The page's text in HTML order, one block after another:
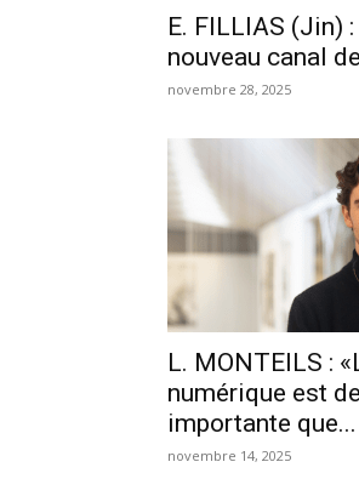
E. FILLIAS (Jin) :
nouveau canal
novembre 28, 2025
L. MONTEILS :
numérique est
importante que...
novembre 14, 2025